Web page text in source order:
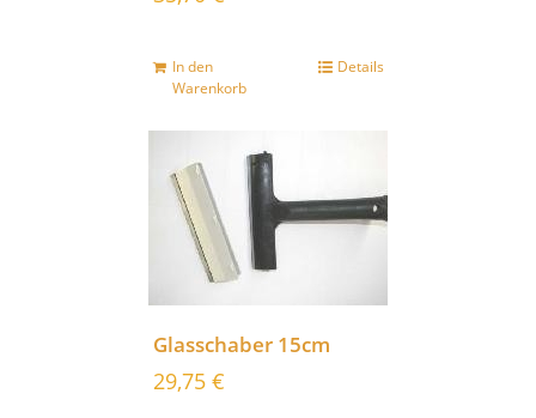
In den
Warenkorb
Details
Glasschaber 15cm
29,75 €